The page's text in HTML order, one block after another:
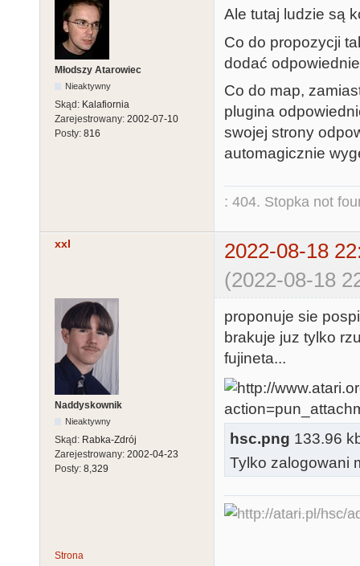
Młodszy Atarowiec
Nieaktywny
Skąd: Kalafiornia
Zarejestrowany: 2002-07-10
Posty: 816
Ale tutaj ludzie są
Co do propozycji
dodać
Co do map,
plugina
swojej strony
automagicznie
: 404. Stopka not
xxl
2022-08-18
(2022-08-18
Naddyskownik
Nieaktywny
Skąd: Rabka-Zdrój
Zarejestrowany: 2002-04-23
Posty: 8,329
proponuje sie
brakuje juz tylko
fujineta...
hsc.png 133.96
Tylko zalogowani
Strona